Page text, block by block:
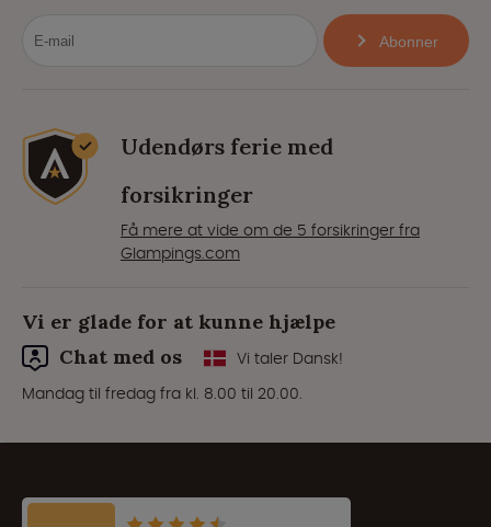
Abonner
Udendørs ferie med
forsikringer
Få mere at vide om de 5 forsikringer fra
Glampings.com
Vi er glade for at kunne hjælpe
Chat med os
Vi taler Dansk!
Mandag til fredag fra kl. 8.00 til 20.00.